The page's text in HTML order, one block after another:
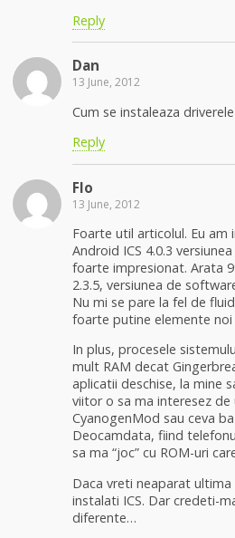
Reply
Dan
13 June, 2012
Cum se instaleaza
Reply
Flo
13 June, 2012
Foarte util articolul. Eu am
Android ICS 4.0.3
foarte impresionat. Arata
2.3.5, versiunea de
Nu mi se pare la fel de
foarte putine elemente
In plus, procesele
mult RAM decat
aplicatii deschise, la mine
viitor o sa ma interesez
CyanogenMod sau ceva
Deocamdata, fiind
sa ma “joc” cu ROM-uri
Daca vreti neaparat
instalati ICS. Dar credeti-
diferente…